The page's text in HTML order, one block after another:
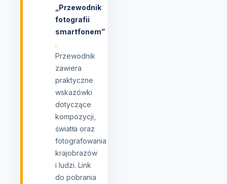
„Przewodnik
fotografii
smartfonem”
.
Przewodnik
zawiera
praktyczne
wskazówki
dotyczące
kompozycji,
światła oraz
fotografowania
krajobrazów
i ludzi. Link
do pobrania